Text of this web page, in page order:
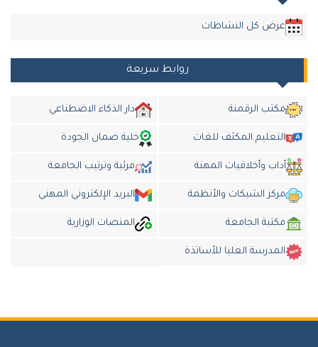
عرض كل النشاطات
روابط سريعة
مكتب الرقمنة دار الذكاء الاضطناعي
التعليم المكثف للغات خلية ضمان الجودة
أداب وأخلاقيات المهنة مرئية وترتيب الجامعة
مركز الشبكات والأنظمة البريد الإلكتروني المهني
مكتبة الجامعة المنصات الوزارية
المدرسة العليا للأساتذة